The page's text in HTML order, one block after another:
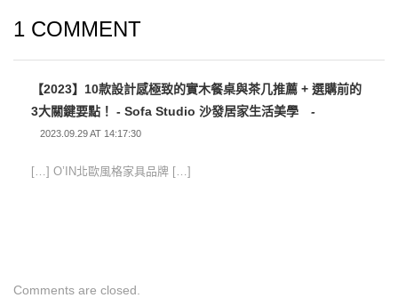
1 COMMENT
【2023】10款設計感極致的實木餐桌與茶几推薦 + 選購前的
3大關鍵要點！ - Sofa Studio 沙發居家生活美學
-
2023.09.29 AT 14:17:30
[…] O’IN北歐風格家具品牌 […]
Comments are closed.